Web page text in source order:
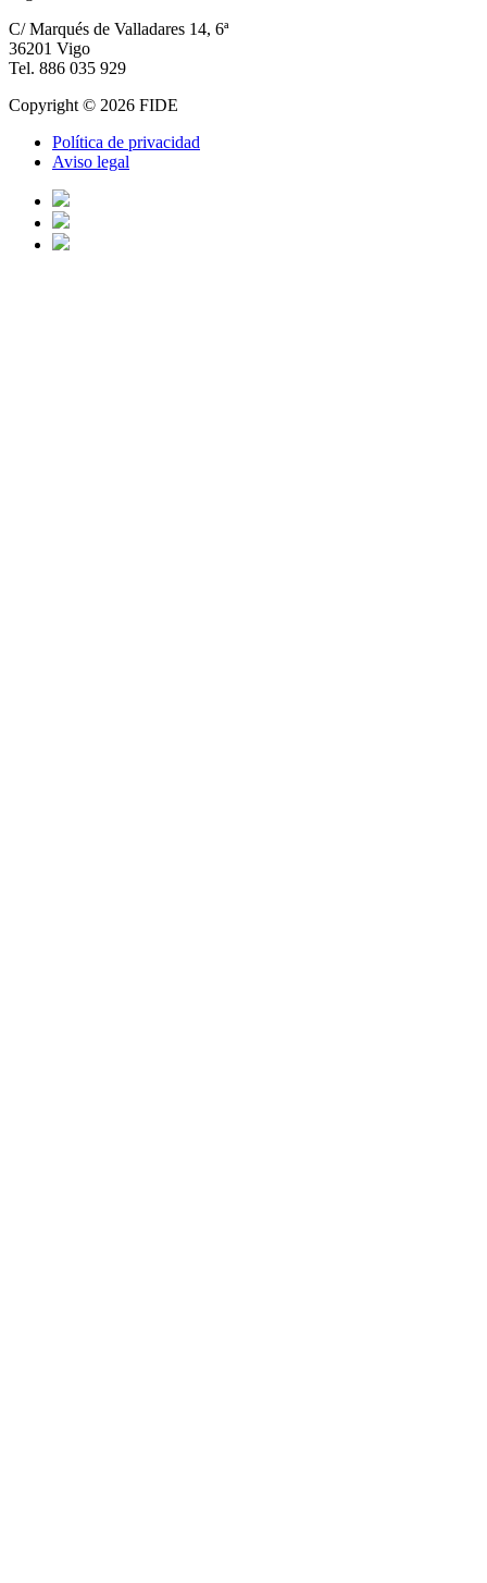
C/ Marqués de Valladares 14, 6ª
36201 Vigo
Tel. 886 035 929
Copyright © 2026 FIDE
Política de privacidad
Aviso legal